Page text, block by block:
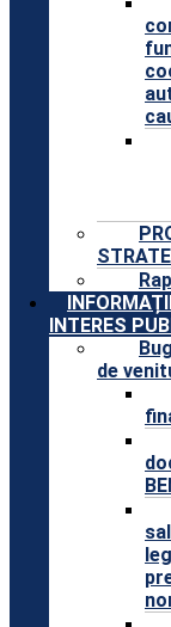
INTERES
de